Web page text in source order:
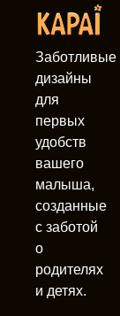
Заботливые
дизайны
для
первых
удобств
вашего
малыша,
созданные
с заботой
о
родителях
и детях.